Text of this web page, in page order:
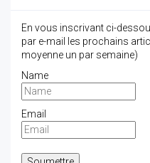
En vous inscrivant ci-
par e-mail les prochains
moyenne un par semaine)
Name
Email